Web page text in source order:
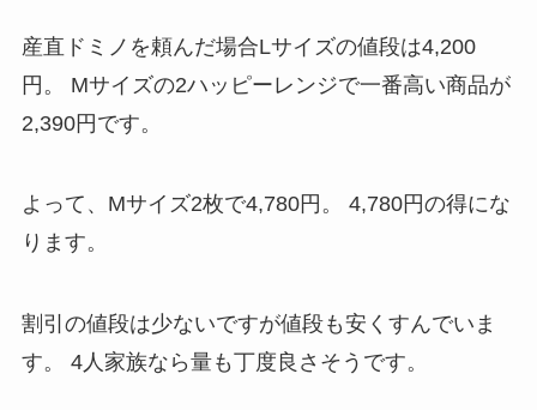
産直ドミノを頼んだ場合Lサイズの値段は4,200
円。
Mサイズの2ハッピーレンジで一番高い商品が
2,390円です。
よって、Mサイズ2枚で4,780円。
4,780円の得にな
ります。
割引の値段は少ないですが値段も安くすんでいま
す。
4人家族なら量も丁度良さそうです。